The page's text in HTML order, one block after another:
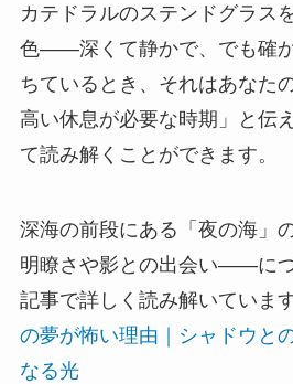
カテドラルのステンドグラス
色——深くて静かで、でも確
ちているとき、それはあなた
高い休息が必要な時期」と伝
て読み解くことができます。
深海の前段にある「夜の海
明瞭さや影との出会い——に
記事で詳しく読み解いています
の夢が怖い理由｜シャドウと
なる光